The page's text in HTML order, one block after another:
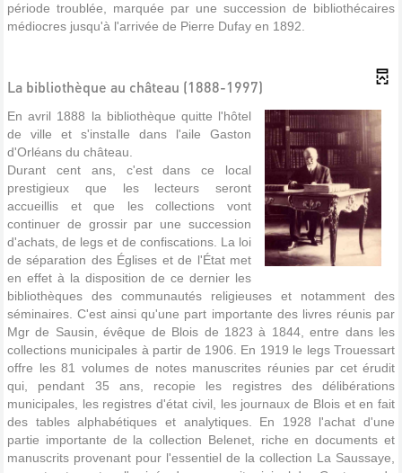
période troublée, marquée par une succession de bibliothécaires
médiocres jusqu'à l'arrivée de Pierre Dufay en 1892.
La bibliothèque au château (1888-1997)
En avril 1888 la bibliothèque quitte l'hôtel
de ville et s'installe dans l'aile Gaston
d'Orléans du château.
Durant cent ans, c'est dans ce local
prestigieux que les lecteurs seront
accueillis et que les collections vont
continuer de grossir par une succession
d'achats, de legs et de confiscations. La loi
de séparation des Églises et de l'État met
en effet à la disposition de ce dernier les
bibliothèques des communautés religieuses et notamment des
séminaires. C'est ainsi qu'une part importante des livres réunis par
Mgr de Sausin, évêque de Blois de 1823 à 1844, entre dans les
collections municipales à partir de 1906. En 1919 le legs Trouessart
offre les 81 volumes de notes manuscrites réunies par cet érudit
qui, pendant 35 ans, recopie les registres des délibérations
municipales, les registres d'état civil, les journaux de Blois et en fait
des tables alphabétiques et analytiques. En 1928 l'achat d'une
partie importante de la collection Belenet, riche en documents et
manuscrits provenant pour l'essentiel de la collection La Saussaye,